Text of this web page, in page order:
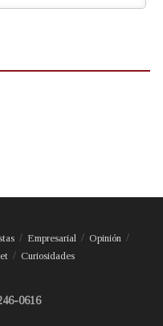
Empresarial
Opinión
Curiosidades
0616